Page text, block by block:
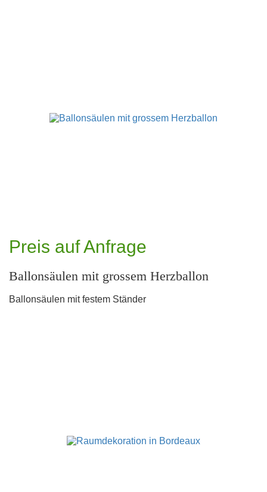
Preis auf Anfrage
Ballonsäulen mit grossem Herzballon
Ballonsäulen mit festem Ständer